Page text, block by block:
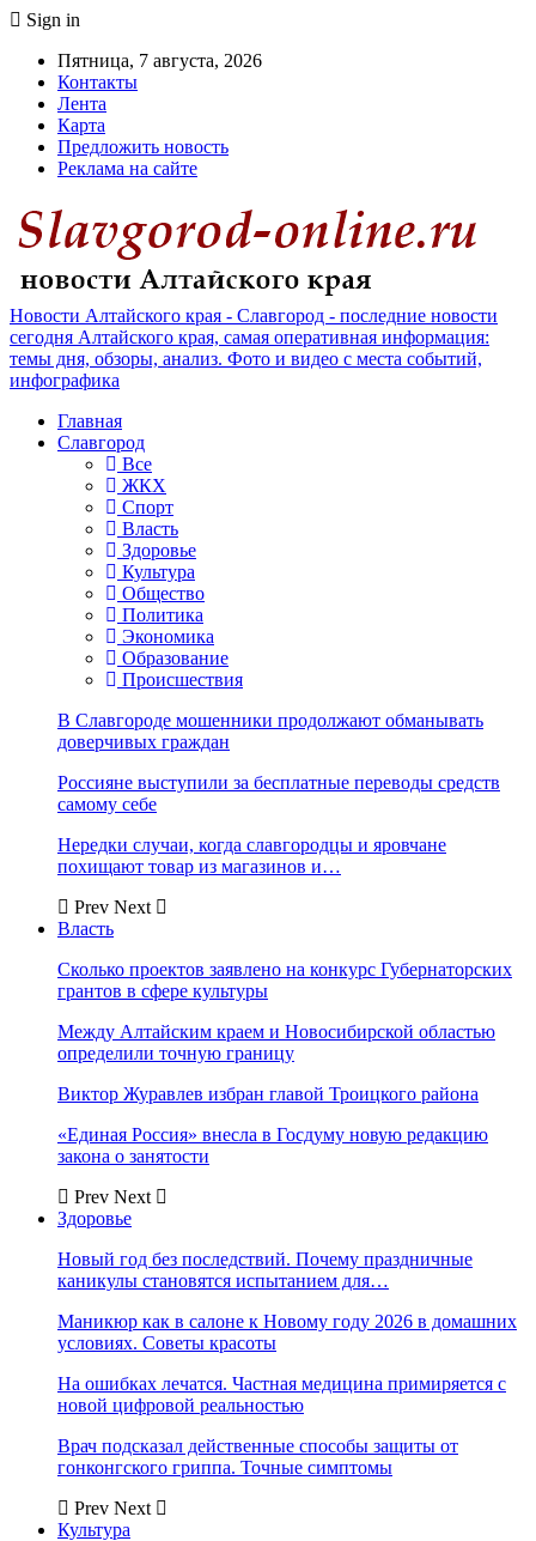
Sign in
Пятница, 7 августа, 2026
Контакты
Лента
Карта
Предложить новость
Реклама на сайте
Новости Алтайского края - Славгород - последние новости
сегодня Алтайского края, самая оперативная информация:
темы дня, обзоры, анализ. Фото и видео с места событий,
инфографика
Главная
Славгород
Все
ЖКХ
Спорт
Власть
Здоровье
Культура
Общество
Политика
Экономика
Образование
Происшествия
В Славгороде мошенники продолжают обманывать
доверчивых граждан
Россияне выступили за бесплатные переводы средств
самому себе
Нередки случаи, когда славгородцы и яровчане
похищают товар из магазинов и…
Prev Next
Власть
Сколько проектов заявлено на конкурс Губернаторских
грантов в сфере культуры
Между Алтайским краем и Новосибирской областью
определили точную границу
Виктор Журавлев избран главой Троицкого района
«Единая Россия» внесла в Госдуму новую редакцию
закона о занятости
Prev Next
Здоровье
Новый год без последствий. Почему праздничные
каникулы становятся испытанием для…
Маникюр как в салоне к Новому году 2026 в домашних
условиях. Советы красоты
На ошибках лечатся. Частная медицина примиряется с
новой цифровой реальностью
Врач подсказал действенные способы защиты от
гонконгского гриппа. Точные симптомы
Prev Next
Культура